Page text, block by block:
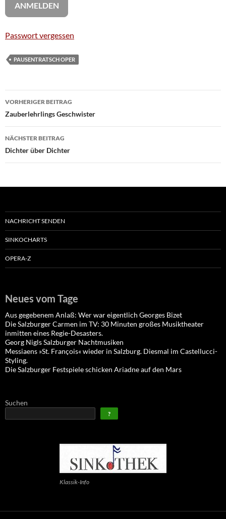
Passwort vergessen
PAUSENTRATSCH OPER
Beitragsnavigation
VORHERIGER BEITRAG
Zauberlehrlings Geschwister
NÄCHSTER BEITRAG
Dichter über Dichter
NACHRICHT SENDEN
SINKOCHARTS
OPERA-Z
Neues vom Tage
Aus gegebenem Anlaß: Wer war eigentlich Georges Bizet
Die Salzburger Carmen im TV: 30 Minuten großes Musiktheater
inmitten eines Regie-Desasters.
Georg Nigls Salzburger Nachtmusiken
Messiaens »St. François« wieder in Salzburg. Diesmal im Castellucci-
Styling.
Die Salzburger Festspiele schicken Ariadne auf den Mars
Suchen
?
Klassik-Info